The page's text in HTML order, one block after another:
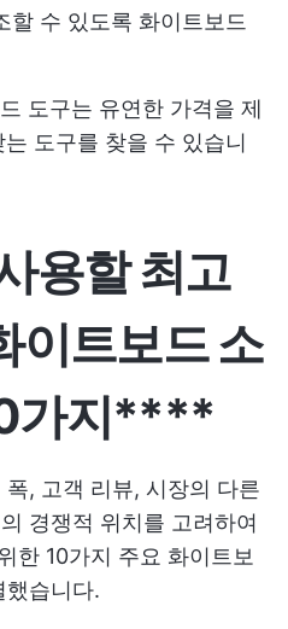
할 수 있도록 화이트보드
도구는 유연한 가격을 제
도구를 찾을 수 있습니
용할 최고
이트보드 소
가지****
, 고객 리뷰, 시장의 다른
경쟁적 위치를 고려하여
한 10가지 주요 화이트보
했습니다.